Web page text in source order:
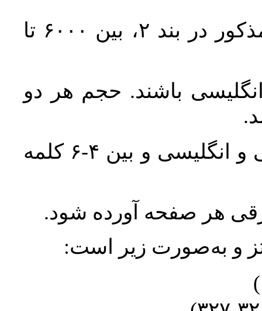
حجم کل مقاله با احتساب تمام بخش‌های مذکور در بند ۲، بین ۶۰۰۰ تا
باشند. حجم هر دو
واژگان کلیدی بلافاصله پس از چکیده فارسی و انگلیسی و بین ۴-۶ کلمه
هر صفحه آورده شود.
و به‌صورت زیر است: